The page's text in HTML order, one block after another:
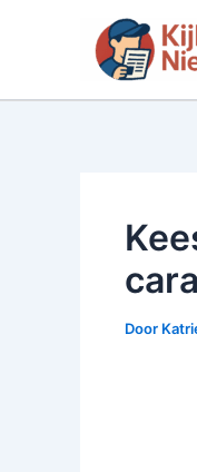
inhoud
Door